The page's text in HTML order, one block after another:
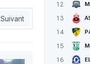
12
13
14
15
16
Article suivant : EN :
Suivant